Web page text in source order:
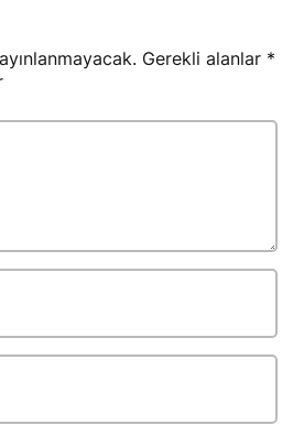
Gerekli alanlar *